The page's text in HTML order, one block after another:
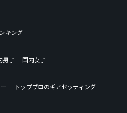
キング
男子
国内女子
トッププロのギアセッティング